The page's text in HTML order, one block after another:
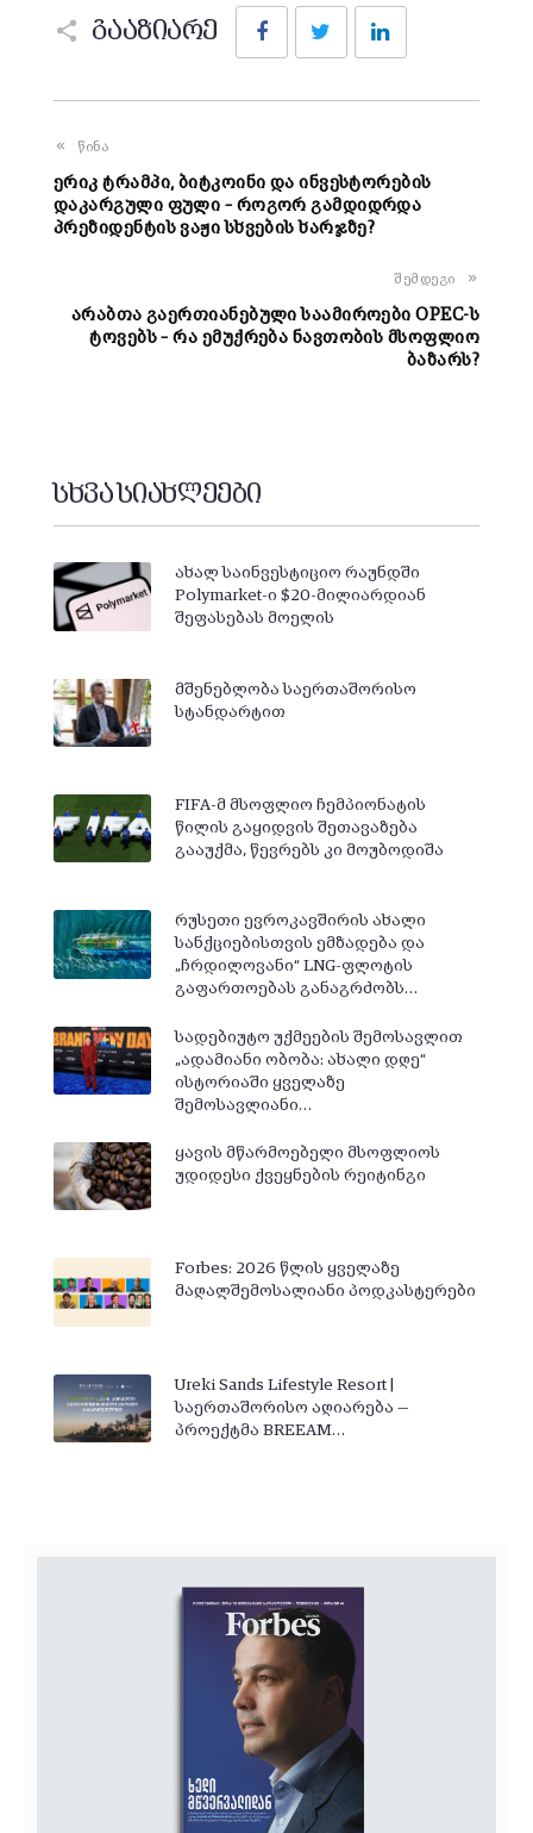
გააზიარე
FacebookTwitter
წინა
ერიკ ტრამპი, ბიტკოინი და ინვესტორების
დაკარგული ფული – როგორ გამდიდრდა
პრეზიდენტის ვაჟი სხვების ხარჯზე?
შემდეგი
არაბთა გაერთიანებული საამიროები OPEC-ს
ტოვებს – რა ემუქრება ნავთობის მსოფლიო
ბაზარს?
სხვა სიახლეები
ახალ საინვესტიციო რაუნდში
Polymarket-ი $20-მილიარდიან
შეფასებას მოელის
მშენებლობა საერთაშორისო
სტანდარტით
FIFA-მ მსოფლიო ჩემპიონატის
წილის გაყიდვის შეთავაზება
გააუქმა, წევრებს კი მოუბოდიშა
რუსეთი ევროკავშირის ახალი
სანქციებისთვის ემზადება და
„ჩრდილოვანი“ LNG-ფლოტის
გაფართოებას განაგრძობს…
სადებიუტო უქმეების შემოსავლით
„ადამიანი ობობა: ახალი დღე“
ისტორიაში ყველაზე
შემოსავლიანი…
ყავის მწარმოებელი მსოფლიოს
უდიდესი ქვეყნების რეიტინგი
Forbes: 2026 წლის ყველაზე
მაღალშემოსალიანი პოდკასტერები
Ureki Sands Lifestyle Resort |
საერთაშორისო აღიარება —
პროექტმა BREEAM…